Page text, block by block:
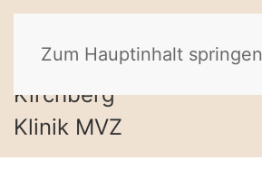
Zum Hauptinhalt springen